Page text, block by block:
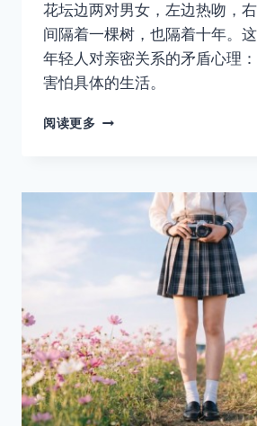
花坛边两对男女，左边热吻，
间隔着一棵树，也隔着十年。
年轻人对亲密关系的矛盾心理
害怕具体的生活。
阅读更多 亲
易，
一